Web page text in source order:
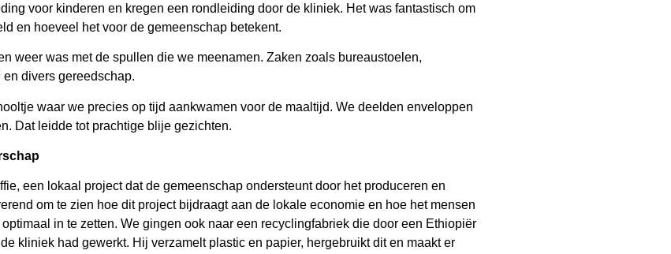
voor kinderen en kregen een rondleiding door de kliniek. Het was fantastisch om
en hoeveel het voor de gemeenschap betekent.
weer was met de spullen die we meenamen. Zaken zoals bureaustoelen,
divers gereedschap.
waar we precies op tijd aankwamen voor de maaltijd. We deelden enveloppen
Dat leidde tot prachtige blije gezichten.
een lokaal project dat de gemeenschap ondersteunt door het produceren en
om te zien hoe dit project bijdraagt aan de lokale economie en hoe het mensen
in te zetten. We gingen ook naar een recyclingfabriek die door een Ethiopiër
kliniek had gewerkt. Hij verzamelt plastic en papier, hergebruikt dit en maakt er